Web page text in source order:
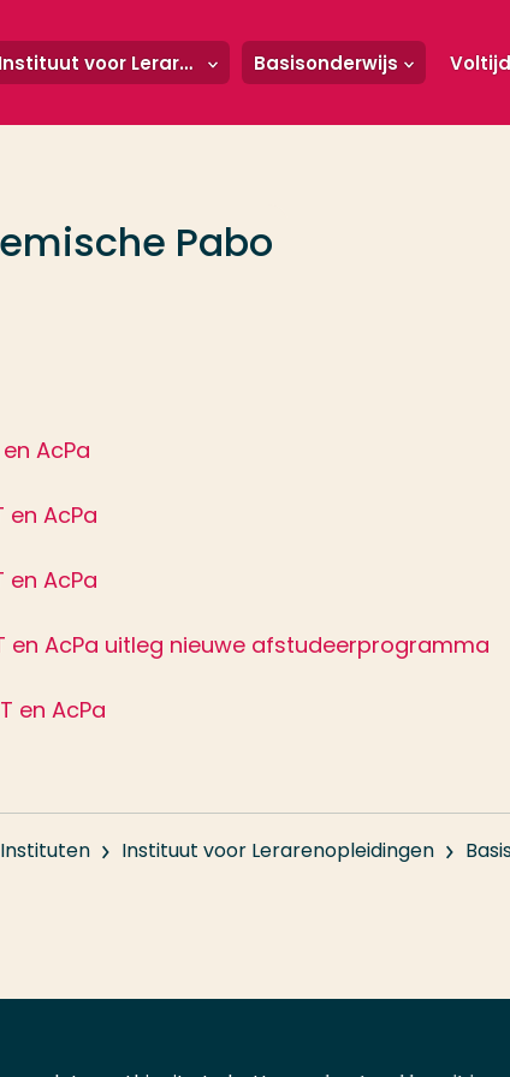
Instituut voor Lerarenopleidingen Basisonderwijs
Pabo
AcPa
AcPa
AcPa
en AcPa uitleg nieuwe afstudeerprogramma
en AcPa
Instituten Instituut voor Lerarenopleidingen